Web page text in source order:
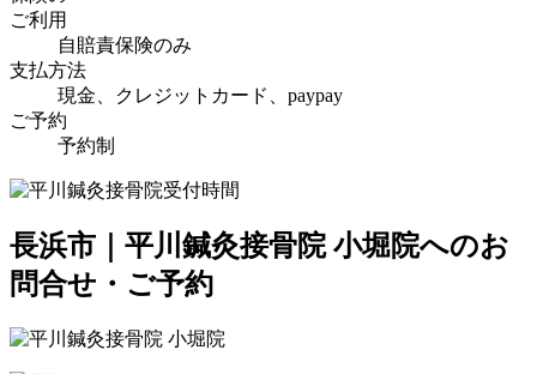
ご利用
自賠責保険のみ
支払方法
現金、クレジットカード、paypay
ご予約
予約制
長浜市｜平川鍼灸接骨院 小堀院へのお
問合せ・ご予約